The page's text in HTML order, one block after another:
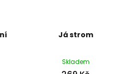
Já strom
Skladem